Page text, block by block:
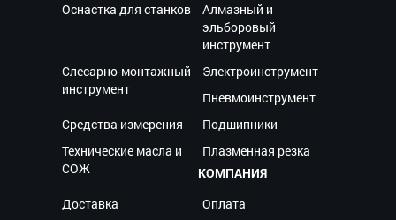
Оснастка для станков
Алмазный и
эльборовый
инструмент
Слесарно-монтажный
инструмент
Электроинструмент
Пневмоинструмент
Средства измерения
Подшипники
Технические масла и
СОЖ
Плазменная резка
КОМПАНИЯ
Доставка
Оплата